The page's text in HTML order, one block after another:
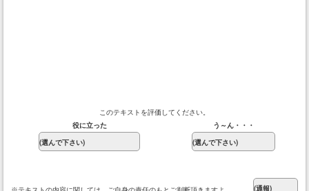
このテキストを評価してください。
役に立った
う～ん・・・